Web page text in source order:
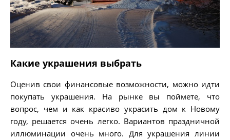
Какие украшения выбрать
Оценив свои финансовые возможности, можно идти
покупать украшения. На рынке вы поймете, что
вопрос, чем и как красиво украсить дом к Новому
году, решается очень легко. Вариантов праздничной
иллюминации очень много. Для украшения линии